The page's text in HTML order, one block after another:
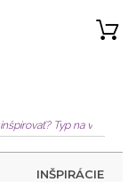
INŠPIRÁCIE